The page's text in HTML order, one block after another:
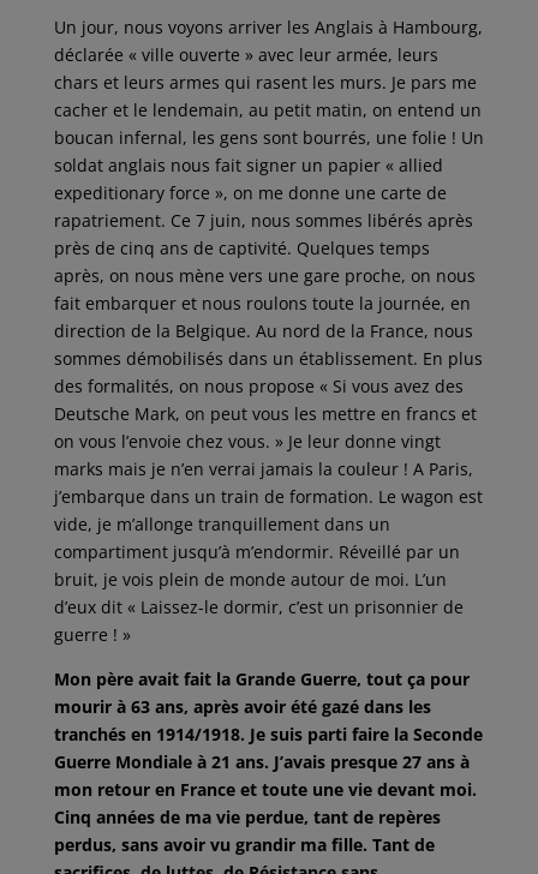
Un jour, nous voyons arriver les Anglais à Hambourg,
déclarée « ville ouverte » avec leur armée, leurs
chars et leurs armes qui rasent les murs. Je pars me
cacher et le lendemain, au petit matin, on entend un
boucan infernal, les gens sont bourrés, une folie ! Un
soldat anglais nous fait signer un papier « allied
expeditionary force », on me donne une carte de
rapatriement. Ce 7 juin, nous sommes libérés après
près de cinq ans de captivité. Quelques temps
après, on nous mène vers une gare proche, on nous
fait embarquer et nous roulons toute la journée, en
direction de la Belgique. Au nord de la France, nous
sommes démobilisés dans un établissement. En plus
des formalités, on nous propose « Si vous avez des
Deutsche Mark, on peut vous les mettre en francs et
on vous l’envoie chez vous. » Je leur donne vingt
marks mais je n’en verrai jamais la couleur ! A Paris,
j’embarque dans un train de formation. Le wagon est
vide, je m’allonge tranquillement dans un
compartiment jusqu’à m’endormir. Réveillé par un
bruit, je vois plein de monde autour de moi. L’un
d’eux dit « Laissez-le dormir, c’est un prisonnier de
guerre ! »
Mon père avait fait la Grande Guerre, tout ça pour
mourir à 63 ans, après avoir été gazé dans les
tranchés en 1914/1918. Je suis parti faire la Seconde
Guerre Mondiale à 21 ans. J’avais presque 27 ans à
mon retour en France et toute une vie devant moi.
Cinq années de ma vie perdue, tant de repères
perdus, sans avoir vu grandir ma fille. Tant de